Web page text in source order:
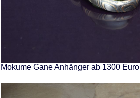
Mokume Gane Anhänger ab 1300 Euro